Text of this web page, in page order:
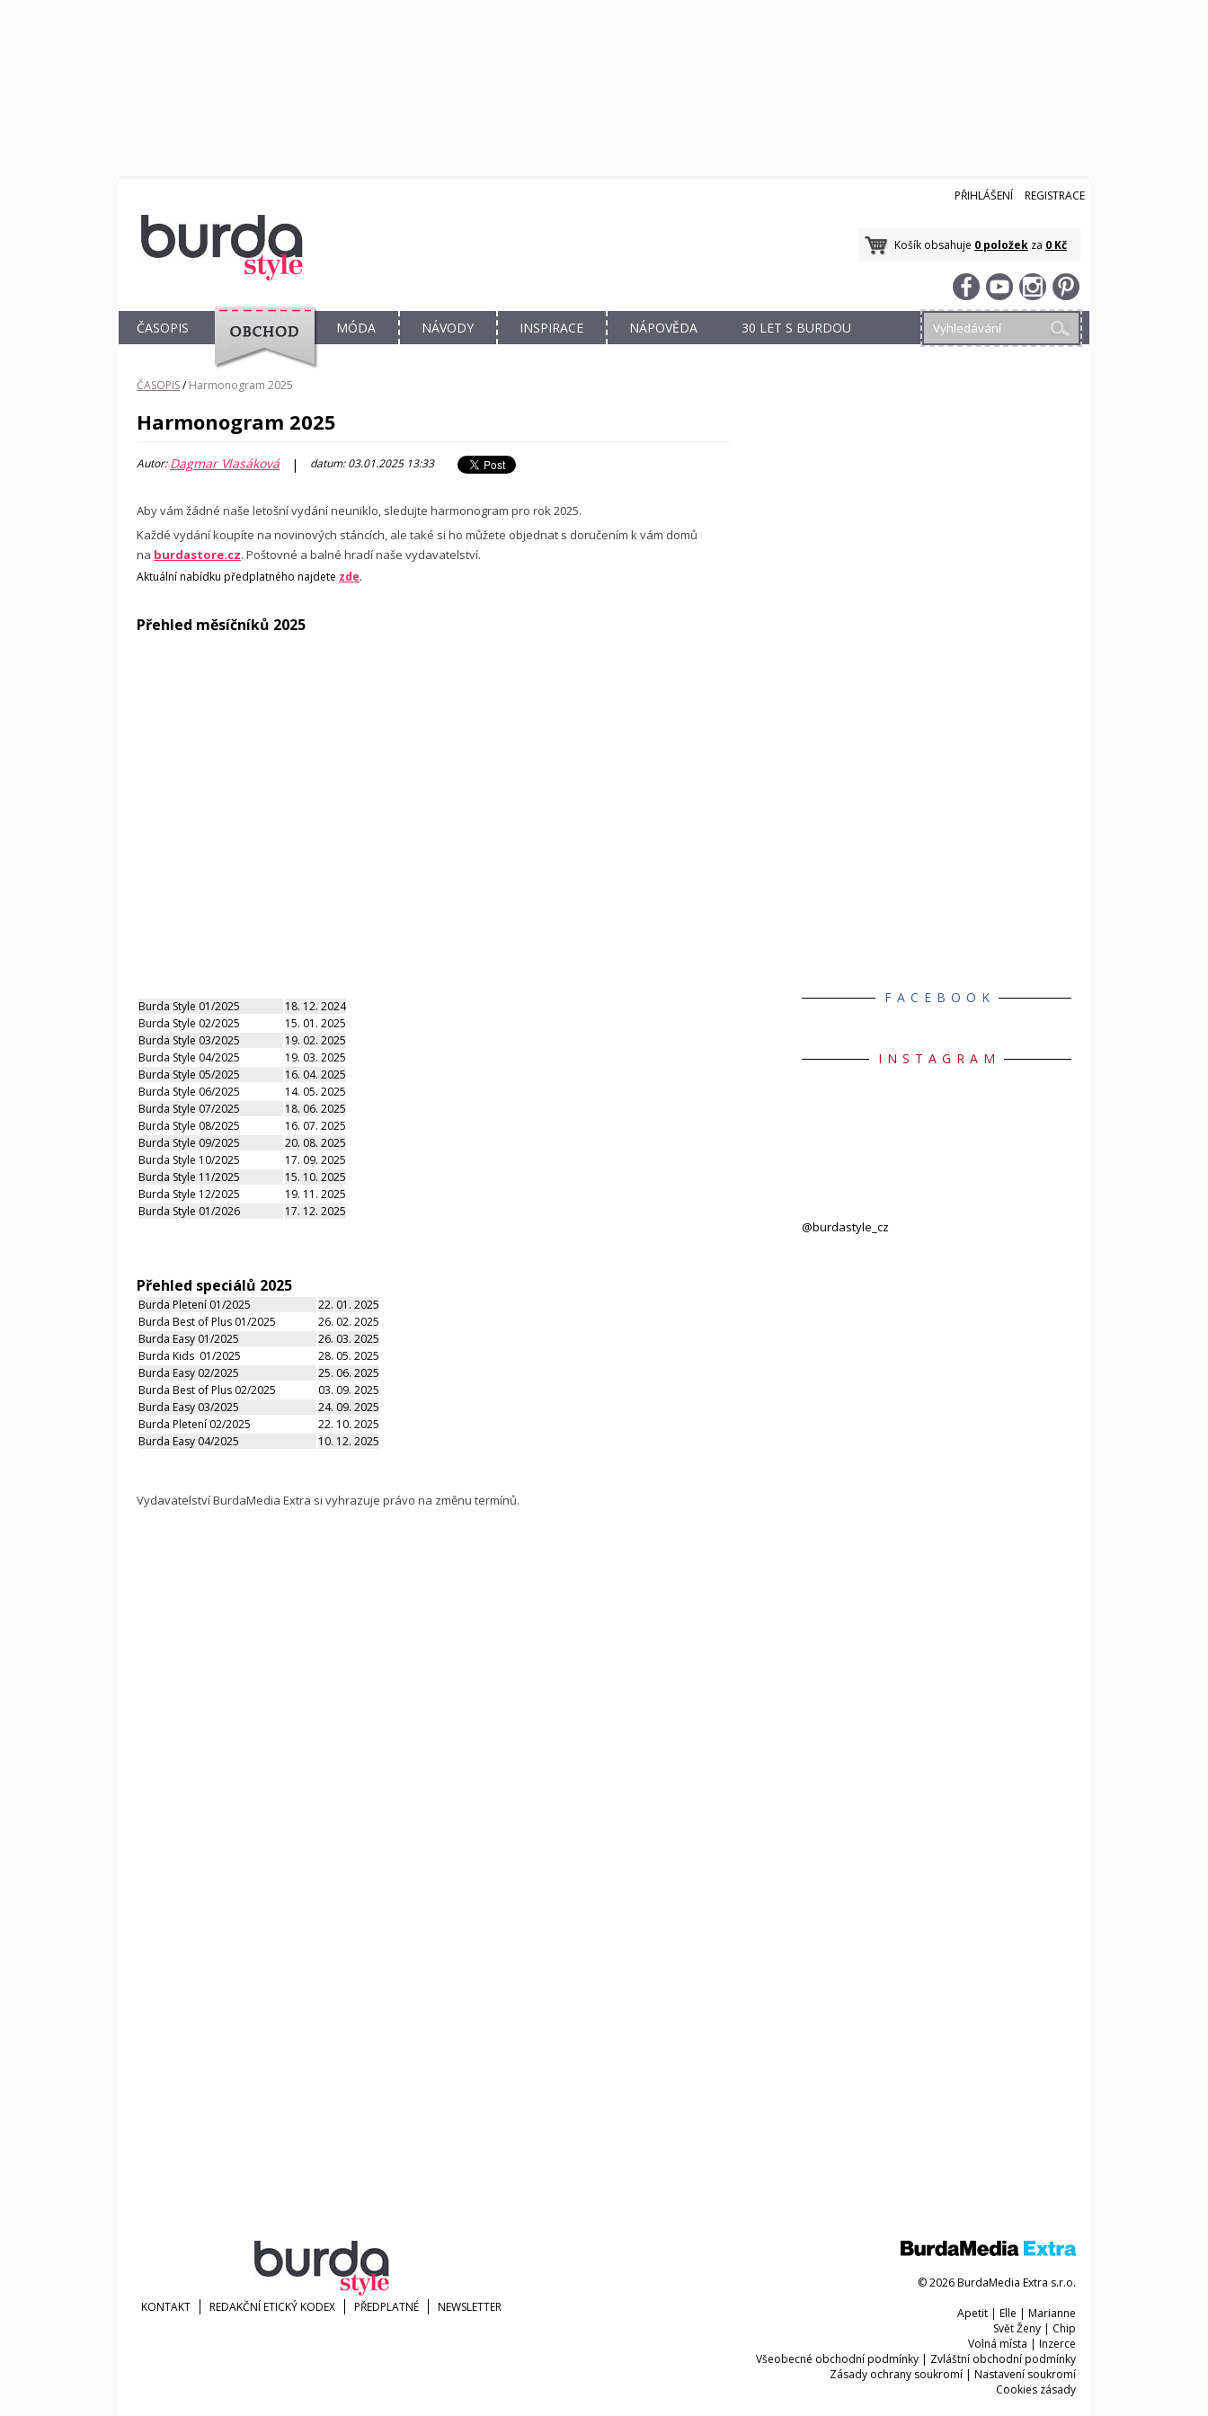
PŘIHLÁŠENÍ REGISTRACE
Košík obsahuje 0 položek za 0 Kč
ČASOPIS
OBCHOD
MÓDA NÁVODY INSPIRACE NÁPOVĚDA 30 LET S BURDOU
ČASOPIS/ Harmonogram 2025
Harmonogram 2025
Autor:Dagmar Vlasáková | datum: 03.01.2025 13:33
Aby vám žádné naše letošní vydání neuniklo, sledujte harmonogram pro rok 2025.
Každé vydání koupíte na novinových stáncích, ale také si ho můžete objednat s doručením k vám domů
na burdastore.cz. Poštovné a balné hradí naše vydavatelství.
Aktuální nabídku předplatného najdete zde.
Přehled měsíčníků 2025
Burda Style 01/2025
18. 12. 2024
Burda Style 02/2025
15. 01. 2025
Burda Style 03/2025
19. 02. 2025
Burda Style 04/2025
19. 03. 2025
Burda Style 05/2025
16. 04. 2025
Burda Style 06/2025
14. 05. 2025
Burda Style 07/2025
18. 06. 2025
Burda Style 08/2025
16. 07. 2025
Burda Style 09/2025
20. 08. 2025
Burda Style 10/2025
17. 09. 2025
Burda Style 11/2025
15. 10. 2025
Burda Style 12/2025
19. 11. 2025
Burda Style 01/2026
17. 12. 2025
Přehled speciálů 2025
Burda Pletení 01/2025
22. 01. 2025
Burda Best of Plus 01/2025
26. 02. 2025
Burda Easy 01/2025
26. 03. 2025
Burda Kids 01/2025
28. 05. 2025
Burda Easy 02/2025
25. 06. 2025
Burda Best of Plus 02/2025
03. 09. 2025
Burda Easy 03/2025
24. 09. 2025
Burda Pletení 02/2025
22. 10. 2025
Burda Easy 04/2025
10. 12. 2025
Vydavatelství BurdaMedia Extra si vyhrazuje právo na změnu termínů.
FACEBOOK
INSTAGRAM
@burdastyle_cz
KONTAKT REDAKČNÍ ETICKÝ KODEX PŘEDPLATNÉ NEWSLETTER
© 2026 BurdaMedia Extra s.r.o.
Apetit | Elle | Marianne
Svět Ženy | Chip
Volná místa | Inzerce
Všeobecné obchodní podmínky | Zvláštní obchodní podmínky
Zásady ochrany soukromí | Nastavení soukromí
Cookies zásady